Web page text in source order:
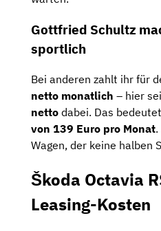
Gottfried Schultz
sportlich
Bei anderen zahlt ihr für
netto monatlich – hier
netto dabei. Das
von 139 Euro pro Monat
Wagen, der keine halben
Škoda Octavia
Leasing-Kosten